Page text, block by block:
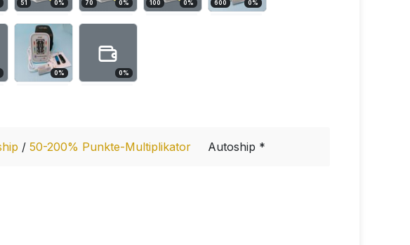
51 0% 70 0% 100 0% 600 0%
0% 0%
/ 50-200% Punkte-Multiplikator Autoship *